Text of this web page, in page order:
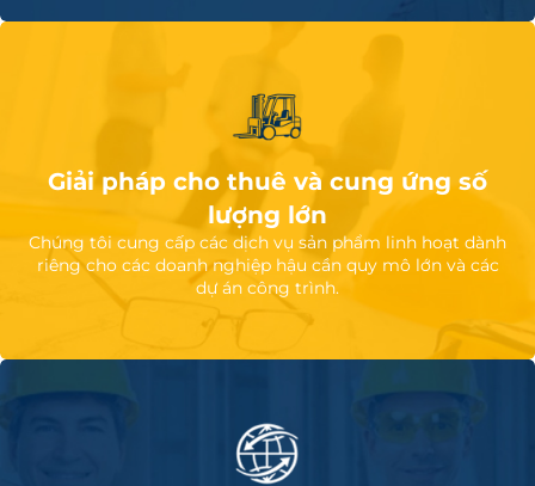
Giải pháp cho thuê và cung ứng số
lượng lớn
Chúng tôi cung cấp các dịch vụ sản phẩm linh hoạt dành
riêng cho các doanh nghiệp hậu cần quy mô lớn và các
dự án công trình.